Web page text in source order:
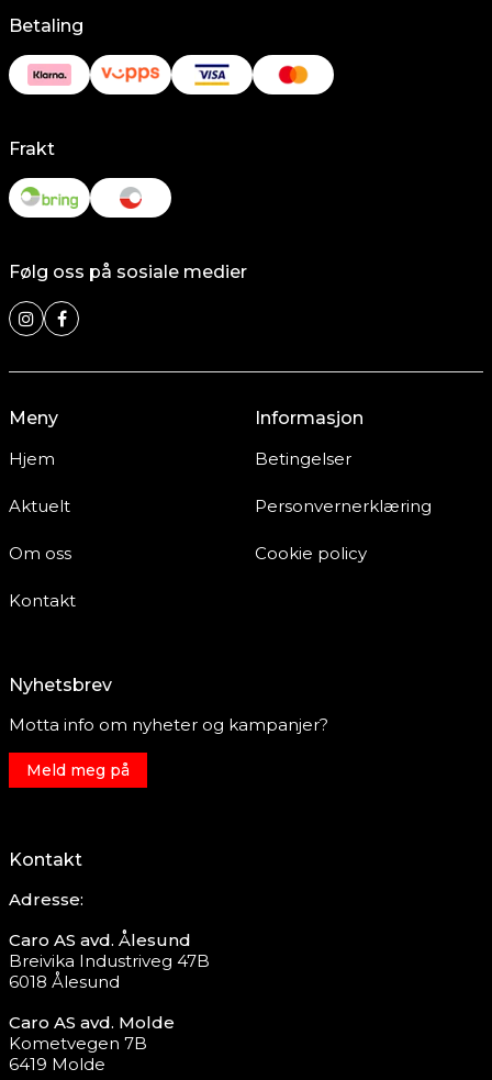
Betaling
Frakt
Følg oss på sosiale medier
Meny
Hjem
Aktuelt
Om oss
Kontakt
Informasjon
Betingelser
Personvernerklæring
Cookie policy
Nyhetsbrev
Motta info om nyheter og kampanjer?
Meld meg på
Kontakt
Adresse:
Caro AS avd. Ålesund
Breivika Industriveg 47B
6018 Ålesund
Caro AS avd. Molde
Kometvegen 7B
6419 Molde